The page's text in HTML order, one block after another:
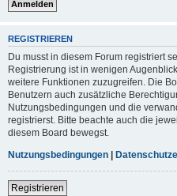
REGISTRIEREN
Du musst in diesem Forum registriert
Registrierung ist in wenigen
weitere Funktionen zuzugreifen. Die
Benutzern auch zusätzliche
Nutzungsbedingungen und die
registrierst. Bitte beachte auch die
diesem Board bewegst.
Nutzungsbedingungen
Registrieren